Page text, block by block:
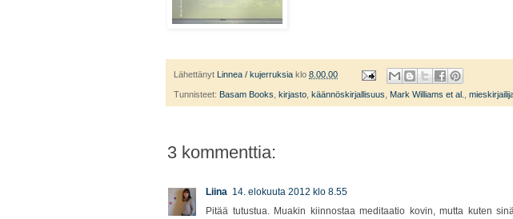
Lähettänyt Linnea / kujerruksia klo 8.00.00
Tunnisteet: Basam Books kirjasto käännöskirjallisuus Mark Williams et al.
3 kommenttia:
Liina 14. elokuuta 2012 klo 8.55
Pitää tutustua. Muakin kiinnostaa meditaatio kovin, mutta kuten